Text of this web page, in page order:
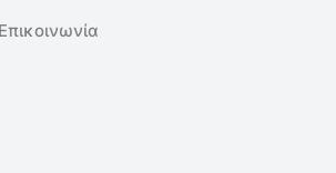
Επικοινωνία